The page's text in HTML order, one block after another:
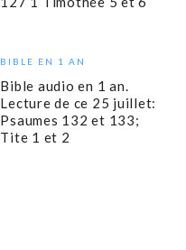
BIBLE EN 1 AN
Bible audio en 1 an.
Lecture de ce 25 juillet:
Psaumes 132 et 133;
Tite 1 et 2